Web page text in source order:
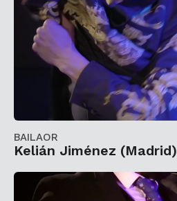
BAILAOR
Kelián Jiménez (Madrid)